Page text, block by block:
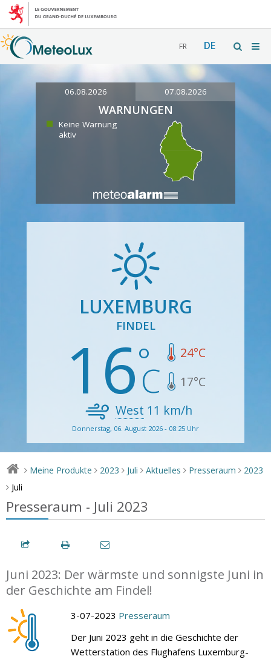
FR DE
06.08.2026 07.08.2026
WARNUNGEN
Keine Warnung
aktiv
LUXEMBURG
FINDEL
16 24°C
17°C
West 11 km/h
Donnerstag, 06. August 2026 - 08:25 Uhr
> Meine Produkte > 2023 > Juli > Aktuelles > Presseraum > 2023
> Juli
Presseraum - Juli 2023
Juni 2023: Der wärmste und sonnigste Juni in
der Geschichte am Findel!
3-07-2023 Presseraum
Der Juni 2023 geht in die Geschichte der
Wetterstation des Flughafens Luxemburg-